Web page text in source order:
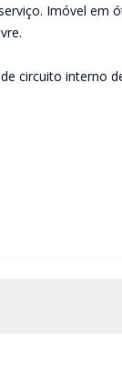
Imóvel em
circuito interno